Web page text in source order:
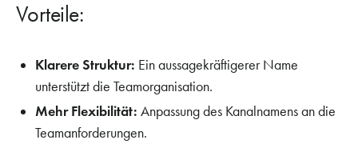
Vorteile:
Klarere Struktur: Ein aussagekräftigerer Name
unterstützt die Teamorganisation.
Mehr Flexibilität: Anpassung des Kanalnamens an die
Teamanforderungen.